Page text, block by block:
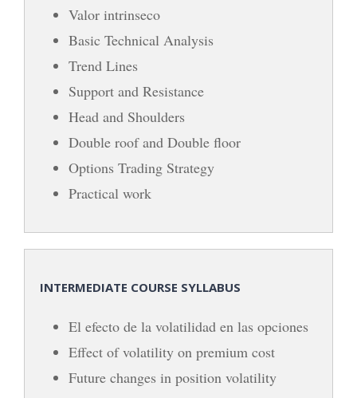
Valor intrinseco
Basic Technical Analysis
Trend Lines
Support and Resistance
Head and Shoulders
Double roof and Double floor
Options Trading Strategy
Practical work
INTERMEDIATE COURSE SYLLABUS
El efecto de la volatilidad en las opciones
Effect of volatility on premium cost
Future changes in position volatility